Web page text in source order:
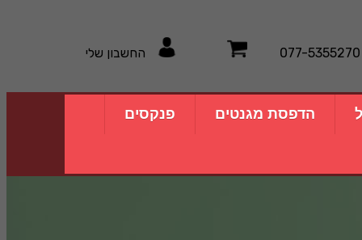
077-5355270 החשבון שלי
הדפסת מגנטים פנקסים